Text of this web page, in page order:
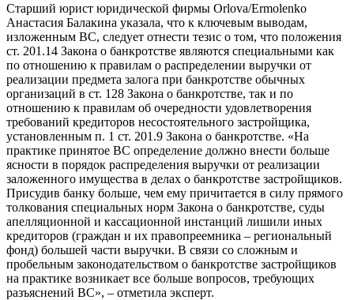
Старший юрист юридической фирмы Orlova/Ermolenko
Анастасия Балакина указала, что к ключевым выводам,
изложенным ВС, следует отнести тезис о том, что положения
ст. 201.14 Закона о банкротстве являются специальными как
по отношению к правилам о распределении выручки от
реализации предмета залога при банкротстве обычных
организаций в ст. 128 Закона о банкротстве, так и по
отношению к правилам об очередности удовлетворения
требований кредиторов несостоятельного застройщика,
установленным п. 1 ст. 201.9 Закона о банкротстве. «На
практике принятое ВС определение должно внести больше
ясности в порядок распределения выручки от реализации
заложенного имущества в делах о банкротстве застройщиков.
Присудив банку больше, чем ему причитается в силу прямого
толкования специальных норм Закона о банкротстве, суды
апелляционной и кассационной инстанций лишили иных
кредиторов (граждан и их правопреемника – региональный
фонд) большей части выручки. В связи со сложным и
пробельным законодательством о банкротстве застройщиков
на практике возникает все больше вопросов, требующих
разъяснений ВС», – отметила эксперт.